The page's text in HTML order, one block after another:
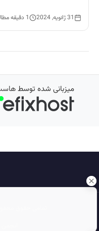
31 ژانویه, 2024 1 دقیقه مطالعه
میزبانی شده توسط
تمامی حقوق
انجمن